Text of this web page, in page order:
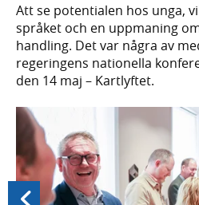
Att se potentialen hos unga,
språket och en uppmaning
handling. Det var några av
regeringens nationella
den 14 maj – Kartlyftet.